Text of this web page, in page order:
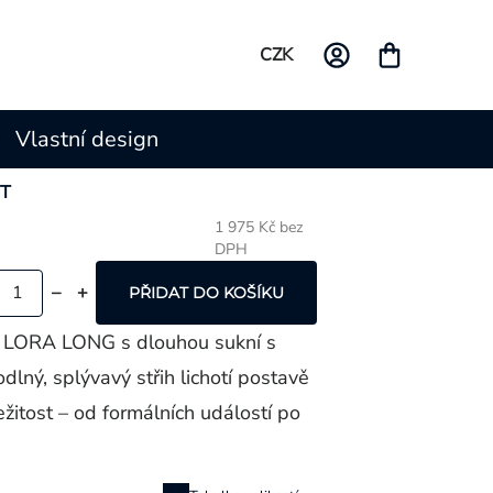
CZK
Vlastní design
1 975 Kč bez
DPH
PŘIDAT DO KOŠÍKU
LONG s dlouhou sukní s
splývavý střih lichotí postavě
– od formálních událostí po